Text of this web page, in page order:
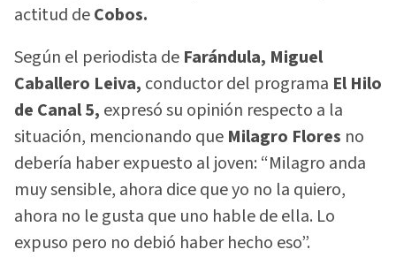
actitud deCobos.
Según el periodista de Farándula, Miguel
Caballero Leiva, conductor del programa El Hilo
de Canal 5, expresó su opinión respecto a la
situación, mencionando que Milagro Flores no
debería haber expuesto al joven: “Milagro anda
muy sensible, ahora dice que yo no la quiero,
ahora no le gusta que uno hable de ella. Lo
expuso pero no debió haber hecho eso”.